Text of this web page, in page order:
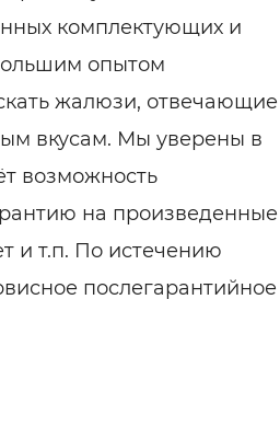
комплектующих и
опытом
жалюзи, отвечающие
вкусам. Мы уверены в
возможность
на произведенные
и т.п. По истечению
послегарантийное